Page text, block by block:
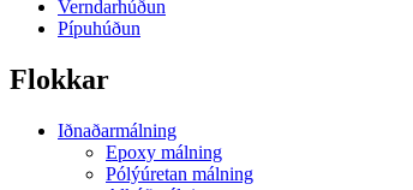
Verndarhúðun
Pípuhúðun
Flokkar
Iðnaðarmálning
Epoxy málning
Pólýúretan málning